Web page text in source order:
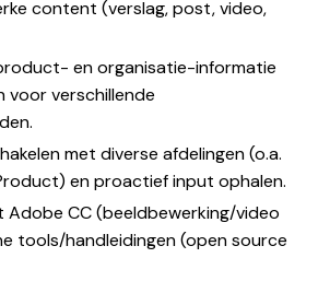
content (verslag, post, video,
en organisatie-informatie
voor verschillende
met diverse afdelingen (o.a.
en proactief input ophalen.
CC (beeldbewerking/video
tools/handleidingen (open source